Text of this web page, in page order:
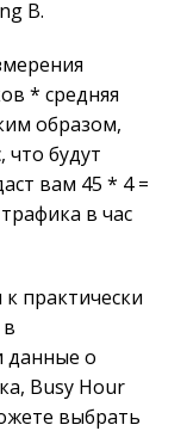
B.
* средняя
образом,
что будут
вам 45 * 4 =
в час
практически
данные о
Busy Hour
выбрать